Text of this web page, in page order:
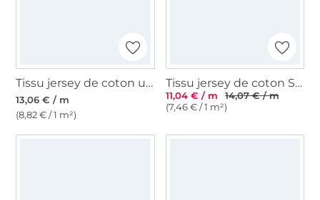
Tissu jersey de coton uni, vert pâle
13,06 € / m
(8,82 € / 1 m²)
Tissu jersey de coton Sopo, bleu royal
11,04 € / m
14,07 € / m
(7,46 € / 1 m²)